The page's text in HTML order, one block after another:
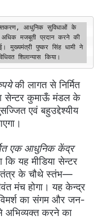
अधिक मजबूती प्रदान करने की
मुख्यमंत्री पुष्कर सिंह धामी ने
शिलान्यास किया।
की लागत से निर्मित
सेन्टर कुमाऊँ मंडल के
एवं बहुउद्देश्यीय
एक आधुनिक केंद्र
यह मीडिया सेन्टर
के चौथे स्तंभ—
मंच होगा। यह केन्द्र
का संगम और जन-
करने का